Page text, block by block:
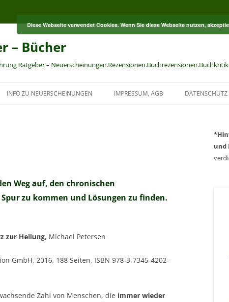
– Bücher
Ratgeber –
INFO ZU NEUERSCHEINUNGEN IMPRESSUM, AGB DATENSCHUTZ
Weg auf, den chronischen
zu kommen und Lösungen zu finden.
zur Heilung, Michael Petersen
GmbH, 2016, 188 Seiten, ISBN 978-3-7345-4202-
Zahl von Menschen, die immer wieder
und
Diese Webseite verwendet Cookies. Wenn Sie diese Webseite nutzen,